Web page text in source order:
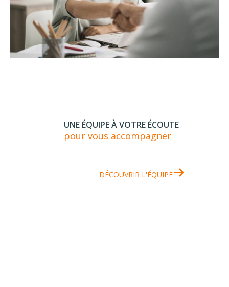
UNE ÉQUIPE À VOTRE ÉCOUTE
pour vous accompagner
DÉCOUVRIR L'ÉQUIPE